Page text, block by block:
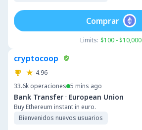
Limits: $100 - $10,000
Comprar
cryptocoop
4.96
33.6k operaciones 5 mins ago
Bank Transfer · European Union
Buy Ethereum instant in euro.
Bienvenidos nuevos usuarios